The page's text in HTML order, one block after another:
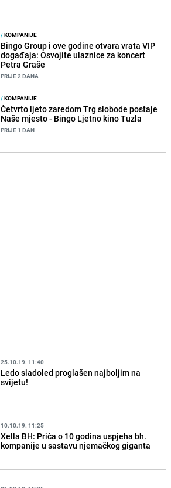
/KOMPANIJE
Bingo Group i ove godine otvara vrata VIP
događaja: Osvojite ulaznice za koncert
Petra Graše
PRIJE 2 DANA
/KOMPANIJE
Četvrto ljeto zaredom Trg slobode postaje
Naše mjesto - Bingo Ljetno kino Tuzla
PRIJE 1 DAN
25.10.19. 11:40
Ledo sladoled proglašen najboljim na
svijetu!
10.10.19. 11:25
Xella BH: Priča o 10 godina uspjeha bh.
kompanije u sastavu njemačkog giganta